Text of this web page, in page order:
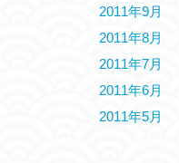
2011年9月
2011年8月
2011年7月
2011年6月
2011年5月